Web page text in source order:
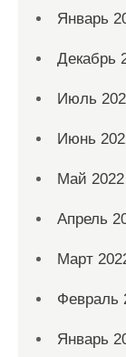
Январь
Декабрь
Июль
Июнь
Май 2022
Апрель
Март
Февраль
Январь